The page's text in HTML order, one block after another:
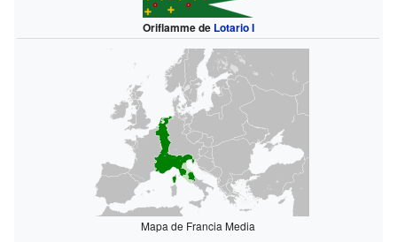
Oriflamme de Lotario I
Mapa de Francia Media